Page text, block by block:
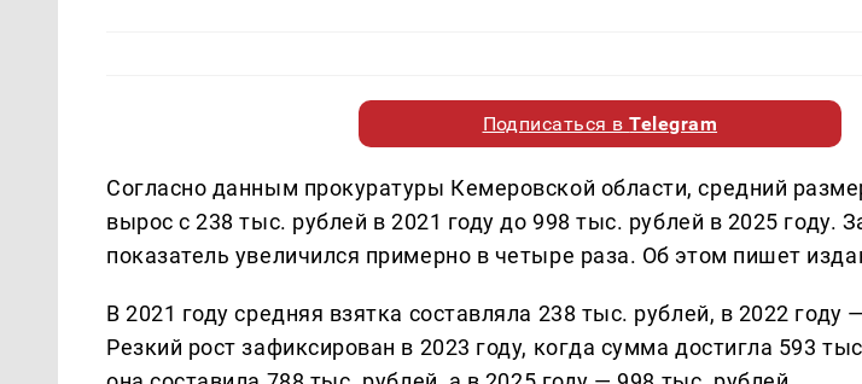
Подписаться вTelegram
Согласно данным прокуратуры Кемеровской области, средний
вырос с 238 тыс. рублей в 2021 году до 998 тыс. рублей в 2025 году.
показатель увеличился примерно в четыре раза. Об этом пишет
В 2021 году средняя взятка составляла 238 тыс. рублей, в 2022 году
Резкий рост зафиксирован в 2023 году, когда сумма достигла 593